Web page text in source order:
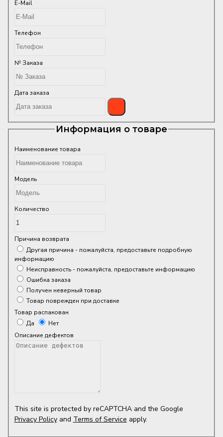
E-Mail
Телефон
№ Заказа
Дата заказа
Информация о товаре
Наименование товара
Модель
Количество
Причина возврата
Другая причина - пожалуйста, предоставьте подробную
информацию
Неисправность - пожалуйста, предоставьте информацию
Ошибка заказа
Получен неверный товар
Товар поврежден при доставке
Товар распакован
Да
Нет
Описание дефектов
This site is protected by reCAPTCHA and the Google
Privacy Policyand Terms of Service apply.